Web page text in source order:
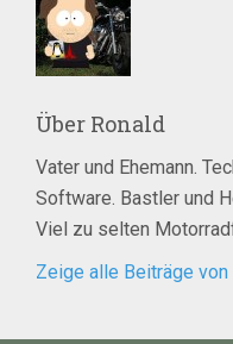
Über Ronald
Vater und Ehemann.
Software. Bastler und
Viel zu selten
Zeige alle Beiträge von